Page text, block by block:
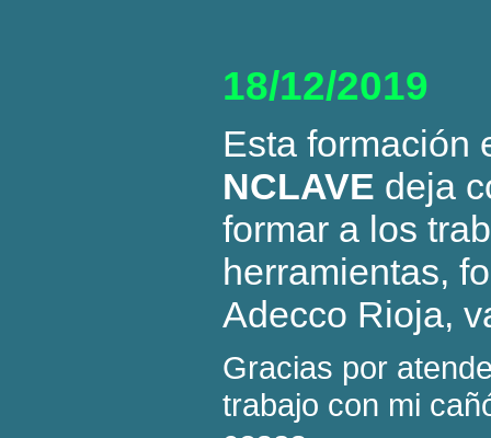
18/12/2019
Esta formación
NCLAVE deja
formar a los
herramientas,
Adecco Rioja,
Gracias por
trabajo con mi